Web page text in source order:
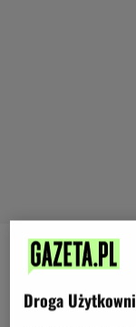
Relacja z
Grozny
Droga